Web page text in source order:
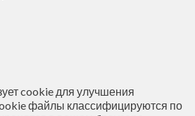
cookie для улучшения
файлы классифицируются по